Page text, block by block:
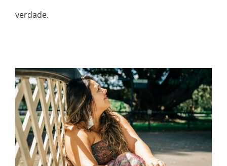
verdade.
CRESCER, MUDAR, EVOLUIR